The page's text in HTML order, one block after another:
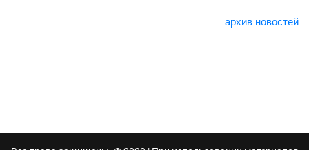
архив новостей